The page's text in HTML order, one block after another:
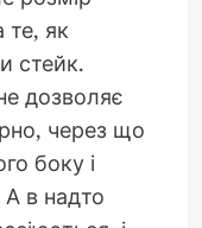
те, як
стейк.
дозволяє
через що
боку і
в надто